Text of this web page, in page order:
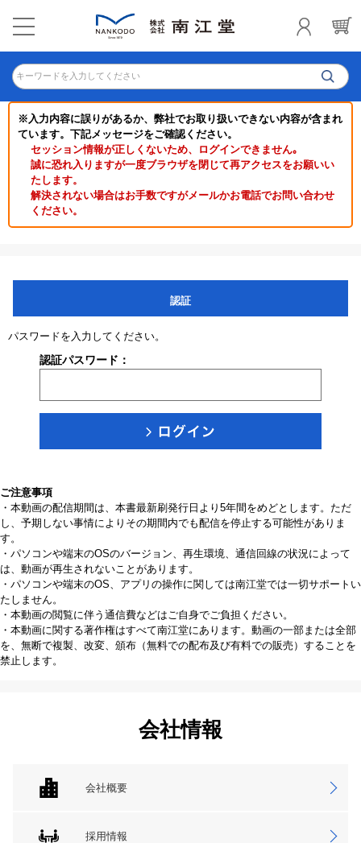
キーワードを入力してください
※入力内容に誤りがあるか、弊社でお取り扱いできない内容が含まれ
ています。下記メッセージをご確認ください。
セッション情報が正しくないため、ログインできません｡
誠に恐れ入りますが一度ブラウザを閉じて再アクセスをお願いい
たします。
解決されない場合はお手数ですがメールかお電話でお問い合わせ
ください。
認証
パスワードを入力してください。
認証パスワード：
ご注意事項
・本動画の配信期間は、本書最新刷発行日より5年間をめどとします。ただ
し、予期しない事情によりその期間内でも配信を停止する可能性がありま
す。
・パソコンや端末のOSのバージョン、再生環境、通信回線の状況によって
は、動画が再生されないことがあります。
・パソコンや端末のOS、アプリの操作に関しては南江堂では一切サポートい
たしません。
・本動画の閲覧に伴う通信費などはご自身でご負担ください。
・本動画に関する著作権はすべて南江堂にあります。動画の一部または全部
を、無断で複製、改変、頒布（無料での配布及び有料での販売）することを
禁止します。
会社情報
会社概要
採用情報